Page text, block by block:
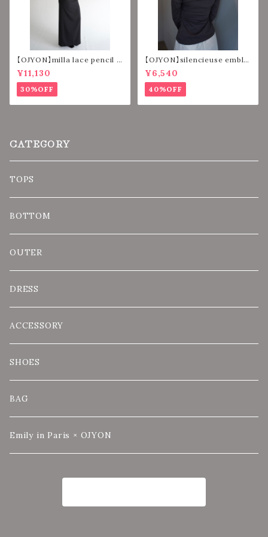
【OJYON】milla lace pencil l
ong skirt 【BLACK】
¥11,130
30%OFF
【OJYON】silencieuse emble
m tops【CHACORL】
¥6,540
40%OFF
CATEGORY
TOPS
BOTTOM
OUTER
DRESS
ACCESSORY
SHOES
BAG
Emily in Paris × OJYON